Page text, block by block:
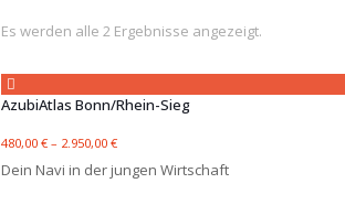
Es werden alle 2 Ergebnisse angezeigt.
AzubiAtlas Bonn/Rhein-Sieg
480,00 € – 2.950,00 €
Dein Navi in der jungen Wirtschaft